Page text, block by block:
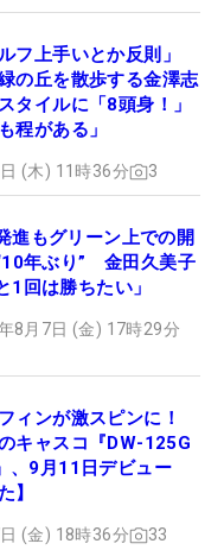
フ上手いとか反則」
の丘を散歩する金澤志
タイルに「8頭身！」
程がある」
(木) 11時36分 3
進もグリーン上での開
年ぶり” 金田久美子
1回は勝ちたい」
8月7日 (金) 17時29分
ィンが激スピンに！
キャスコ『DW-125G
、9月11日デビュー
】
(金) 18時36分 33